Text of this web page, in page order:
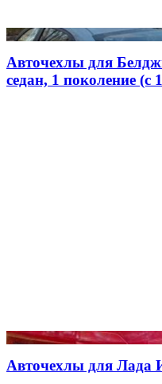
Авточехлы для
седан, 1 поколение (c
Авточехлы для Лада